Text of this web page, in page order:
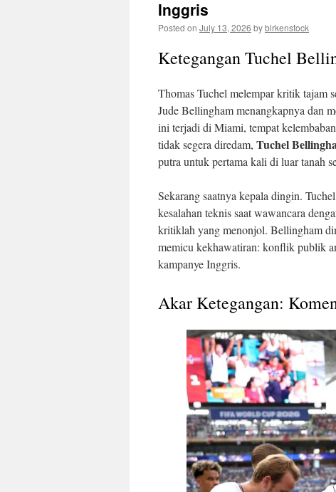
Inggris
Posted on July 13, 2026 bybirkenstock
Ketegangan Tuchel
Thomas Tuchel melempar kritik tajam
Jude Bellingham menangkapnya dan
ini terjadi di Miami, tempat
tidak segera diredam, Tuchel
putra untuk pertama kali di luar tanah
Sekarang saatnya kepala dingin.
kesalahan teknis saat wawancara
kritiklah yang menonjol. Bellingham
memicu kekhawatiran: konflik publik
kampanye Inggris.
Akar Ketegangan: